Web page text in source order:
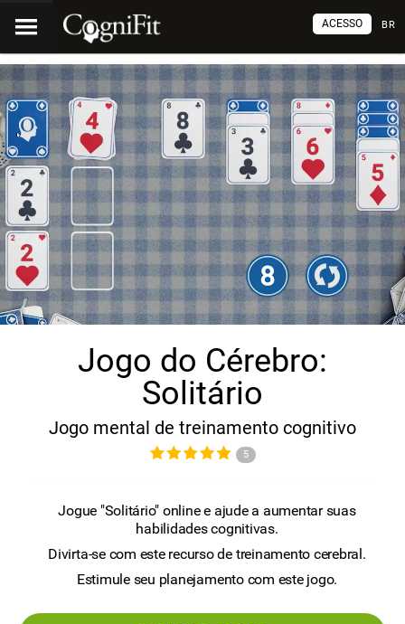
BR
ACESSO
Jogo do Cérebro:
Solitário
Jogo mental de treinamento cognitivo
5
Jogue "Solitário" online e ajude a aumentar suas
habilidades cognitivas.
Divirta-se com este recurso de treinamento cerebral.
Estimule seu planejamento com este jogo.